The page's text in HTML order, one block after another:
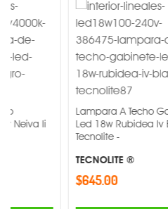
Lampara A Techo Gabinete
Led 18w Rubidea Iv Blanco
TECNOLITE ®